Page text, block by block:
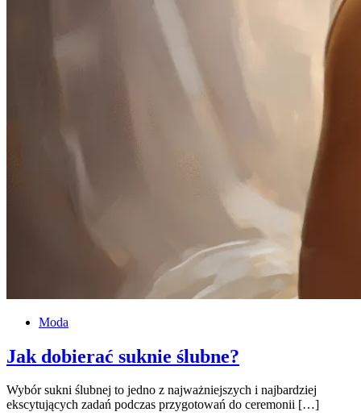
Moda
Jak dobierać suknie ślubne?
Wybór sukni ślubnej to jedno z najważniejszych i najbardziej
ekscytujących zadań podczas przygotowań do ceremonii […]